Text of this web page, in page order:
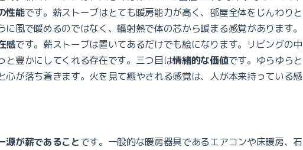
性能です。薪ストーブはとても暖房能力が高く、部屋全体をじんわりと
風で暖めるのではなく、輻射熱で体の芯から暖まる感覚があります。
感です。薪ストーブは置いてあるだけでも絵になります。リビングの中
と豊かにしてくれる存在です。三つ目は情緒的な価値です。ゆらゆらと
心が落ち着きます。火を見て癒やされる感覚は、人が本来持っている感
源が薪であることです。一般的な暖房器具であるエアコンや床暖房、石